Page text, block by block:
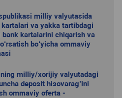
milliy valyutasida
va yakka tartibdagi
kartalarini chiqarish va
bo‘yicha ommaviy
milliy/xorijiy valyutadagi
deposit hisovarag’ini
ommaviy oferta -